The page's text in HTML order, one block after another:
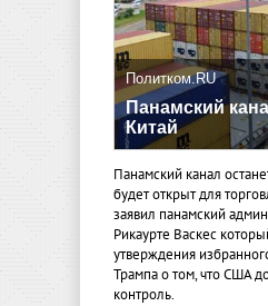
Политком.RU
Панамский
Китай
Панамский канал
будет открыт для
заявил панамский
Рикаурте Васкес
утверждения
Трампа о том, что США
контроль.